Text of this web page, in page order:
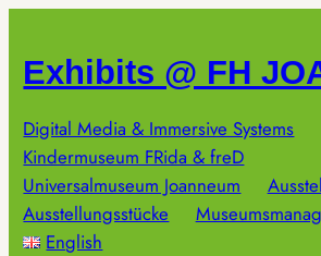
springen
Exhibits @ FH
Digital Media & Immersive Systems
Kindermuseum FRida & freD
Universalmuseum Joanneum
Ausstellungsstücke
English